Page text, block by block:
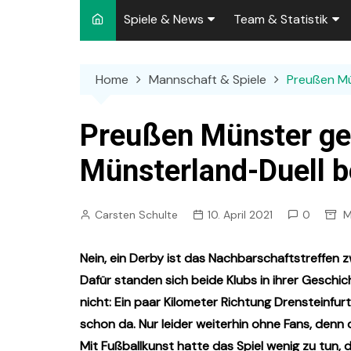
Spiele & News
Team-News
Punktspiele
Testspiele
Archiv
Team & Statistik
Sperren und
Zuschauer-Statistik
Preußen-Bilanz
„Kicker“ Elf des
Ewige Tabellen
DFB-Strafen
Home Mannschaft & Spiele Preußen
Preußen Münster
Münsterland-Duell
Carsten Schulte 10. April 2021 0
Nein, ein Derby ist das Nachbarschaftstreffen
Dafür standen sich beide Klubs in ihrer
nicht: Ein paar Kilometer Richtung
schon da. Nur leider weiterhin ohne Fans,
Mit Fußballkunst hatte das Spiel wenig zu tun,